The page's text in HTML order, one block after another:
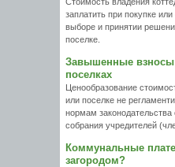
заплатить при покупке
выборе и принятии
поселке.
Завышенные взносы
поселках
Ценообразование
или поселке не
нормам
собрания учредителей
Коммунальные
загородом?